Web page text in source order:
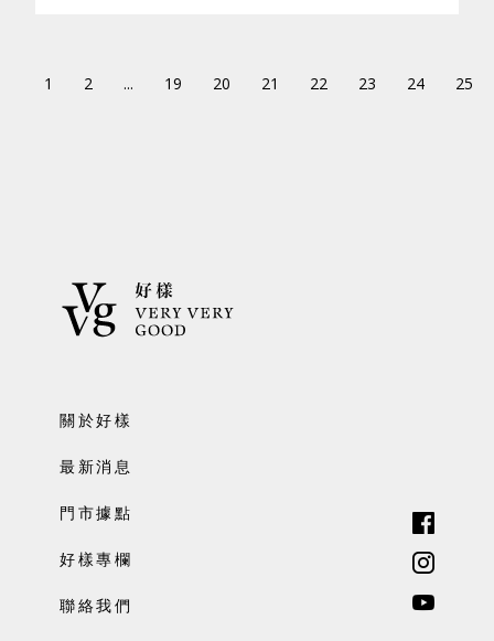
1 2 ... 19 20 21 22 23 24 25
關於好樣
最新消息
門市據點
好樣專欄
聯絡我們